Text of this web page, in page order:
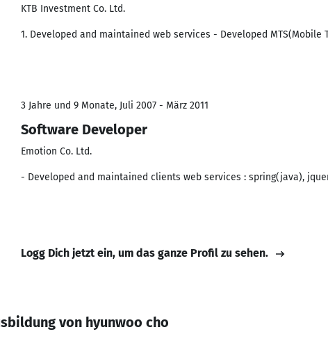
KTB Investment Co. Ltd.
1. Developed and maintained web services - Developed
3 Jahre und 9 Monate, Juli 2007 - März 2011
Software Developer
Emotion Co. Ltd.
- Developed and maintained clients web services : spring(java),
Logg Dich jetzt ein, um das ganze Profil zu sehen.
von hyunwoo cho